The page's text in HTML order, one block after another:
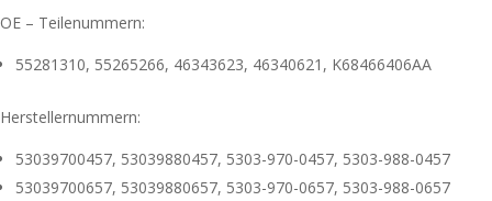
OE – Teilenummern:
55281310, 55265266, 46343623, 46340621, K68466406AA
Herstellernummern:
53039700457, 53039880457, 5303-970-0457, 5303-988-0457
53039700657, 53039880657, 5303-970-0657, 5303-988-0657